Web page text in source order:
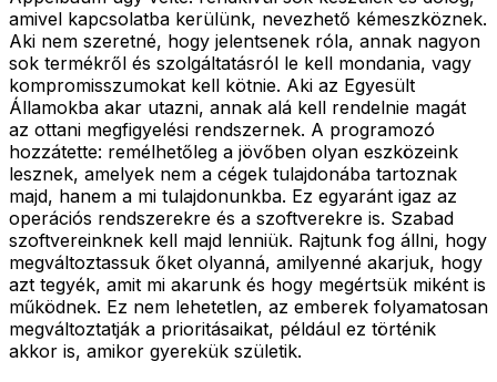
amivel kapcsolatba kerülünk, nevezhető kémeszköznek.
Aki nem szeretné, hogy jelentsenek róla, annak nagyon
sok termékről és szolgáltatásról le kell mondania, vagy
kompromisszumokat kell kötnie. Aki az Egyesült
Államokba akar utazni, annak alá kell rendelnie magát
az ottani megfigyelési rendszernek. A programozó
hozzátette: remélhetőleg a jövőben olyan eszközeink
lesznek, amelyek nem a cégek tulajdonába tartoznak
majd, hanem a mi tulajdonunkba. Ez egyaránt igaz az
operációs rendszerekre és a szoftverekre is. Szabad
szoftvereinknek kell majd lenniük. Rajtunk fog állni, hogy
megváltoztassuk őket olyanná, amilyenné akarjuk, hogy
azt tegyék, amit mi akarunk és hogy megértsük miként is
működnek. Ez nem lehetetlen, az emberek folyamatosan
megváltoztatják a prioritásaikat, például ez történik
akkor is, amikor gyerekük születik.